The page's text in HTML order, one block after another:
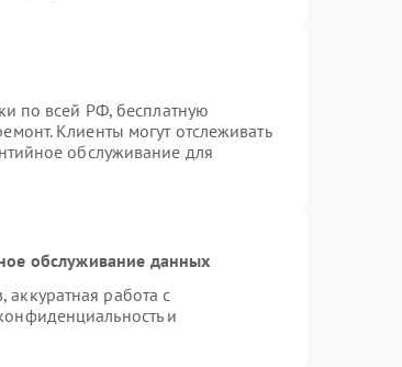
по всей РФ, бесплатную
Клиенты могут отслеживать
обслуживание для
обслуживание данных
работа с
и